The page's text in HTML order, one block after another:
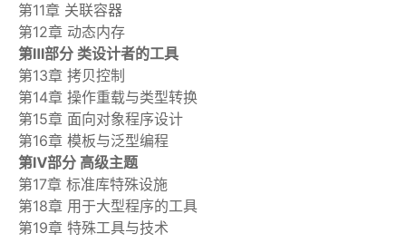
第11章 关联容器
第12章 动态内存
第Ⅲ部分 类设计者的工具
第13章 拷贝控制
第14章 操作重载与类型转换
第15章 面向对象程序设计
第16章 模板与泛型编程
第Ⅳ部分 高级主题
第17章 标准库特殊设施
第18章 用于大型程序的工具
第19章 特殊工具与技术